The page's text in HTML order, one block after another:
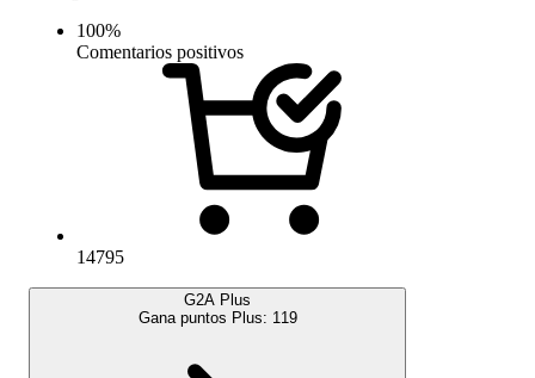
100%
Comentarios positivos
14795
G2A Plus
Gana puntos Plus: 119